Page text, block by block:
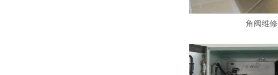
角阀维修